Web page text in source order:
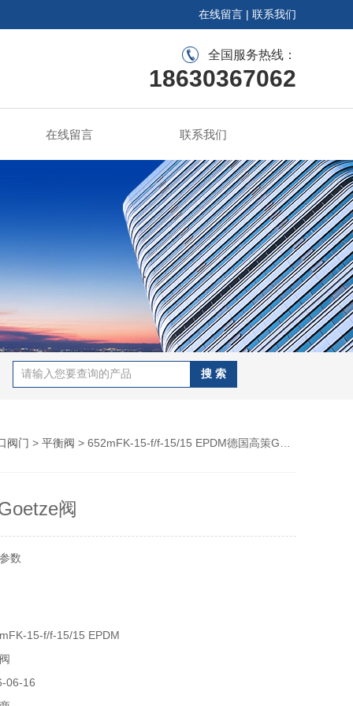
在线留言 | 联系我们
全国服务热线：
18630367062
在线留言 联系我们
阀门 > 平衡阀 > 652mFK-15-f/f-15/15 EPDM德国高策Goetze阀
阀
数
15-f/f-15/15 EPDM 2.2bar
15-f/f-15/15 EPDM
06-16